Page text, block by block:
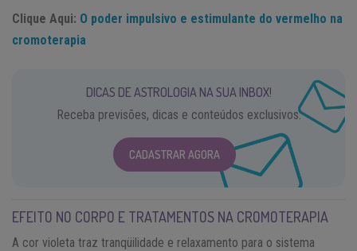
Clique Aqui: O poder impulsivo e estimulante do vermelho na
cromoterapia
DICAS DE ASTROLOGIA NA SUA INBOX!
Receba previsões, dicas e conteúdos exclusivos.
CADASTRAR AGORA
EFEITO NO CORPO E TRATAMENTOS NA CROMOTERAPIA
A cor violeta traz tranqüilidade e relaxamento para o sistema